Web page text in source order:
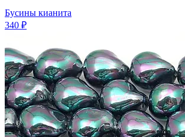
Бусины кианита
340 ₽